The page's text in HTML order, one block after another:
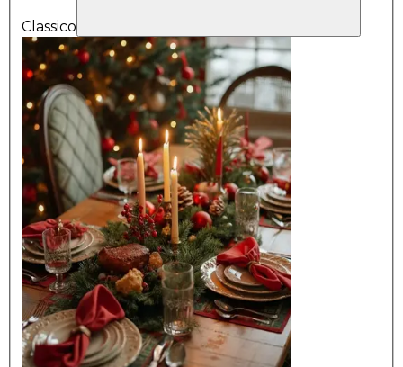
Classico